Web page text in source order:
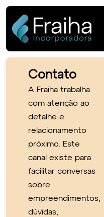
Pular
conteúdo
Contato
Contato
A Fraiha trabalha
com atenção ao
detalhe e
relacionamento
próximo. Este
canal existe para
facilitar conversas
sobre
empreendimentos,
dúvidas,